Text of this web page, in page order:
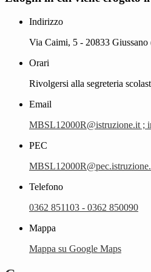
Indirizzo
Via Caimi, 5 - 20833
Orari
Rivolgersi alla segreteria
Email
MBSL12000R@istruzione.it ;
PEC
Telefono
0362 851103 - 0362 850090
Mappa
Mappa su Google Maps